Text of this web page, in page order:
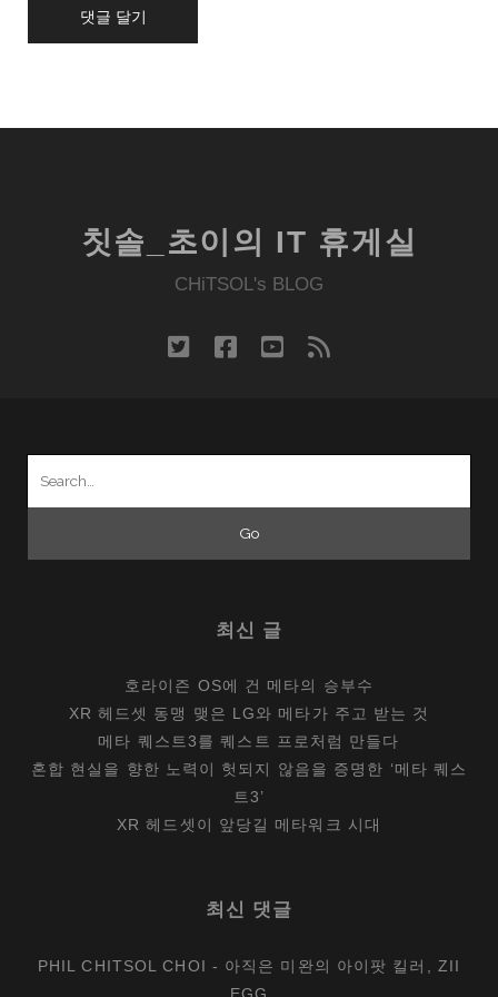
칫솔_초이의 IT 휴게실
CHiTSOL's BLOG
twitter facebook
youtube
rss
최신 글
호라이즌 OS에 건 메타의 승부수
XR 헤드셋 동맹 맺은 LG와 메타가 주고 받는 것
메타 퀘스트3를 퀘스트 프로처럼 만들다
혼합 현실을 향한 노력이 헛되지 않음을 증명한 ‘메타 퀘스
트3’
XR 헤드셋이 앞당길 메타워크 시대
최신 댓글
PHIL CHITSOL CHOI - 아직은 미완의 아이팟 킬러, ZII